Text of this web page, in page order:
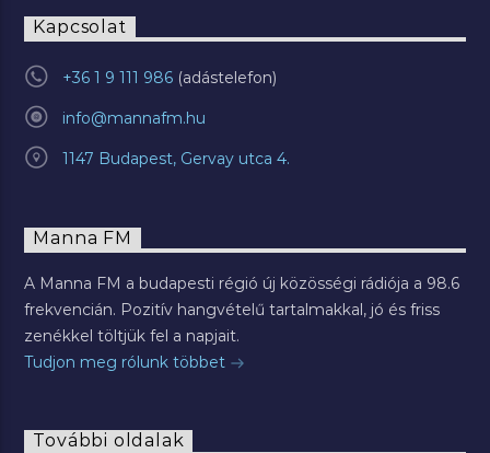
Kapcsolat
+36 1 9 111 986
info@mannafm.hu
1147 Budapest, Gervay utca 4.
Manna FM
A Manna FM a budapesti régió új közösségi rádiója a 98.6
frekvencián. Pozitív hangvételű tartalmakkal, jó és friss
zenékkel töltjük fel a napjait.
Tudjon meg rólunk többet
További oldalak